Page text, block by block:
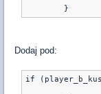
Dodaj pod:
if